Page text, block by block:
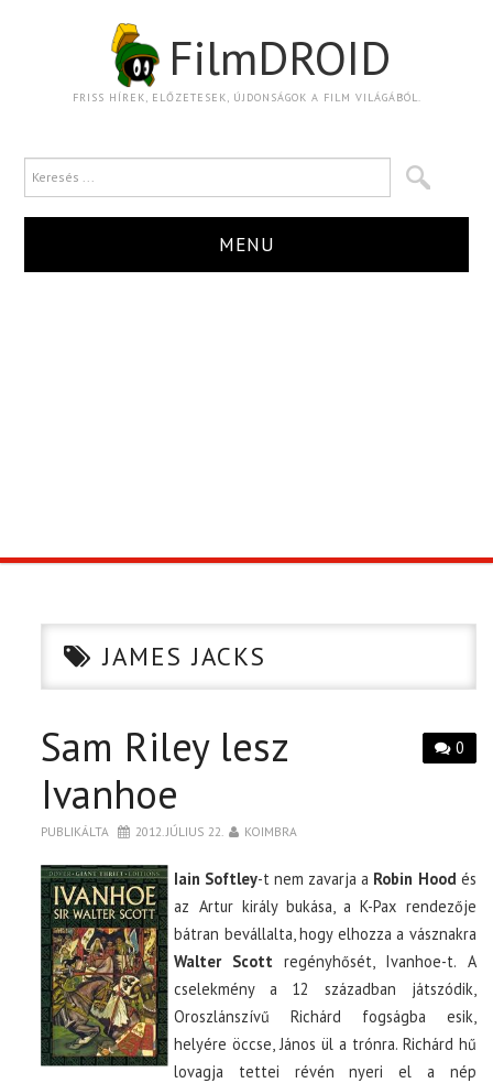
FilmDROID
FRISS HÍREK, ELŐZETESEK, ÚJDONSÁGOK A FILM VILÁGÁBÓL.
MENU
CIKK
PÓLÓ RENDELÉS
JAMES JACKS
0
Sam Riley lesz
Ivanhoe
PUBLIKÁLTA 2012. JÚLIUS 22. KOIMBRA
Iain Softley-t nem zavarja a Robin Hood és
az Artur király bukása, a K-Pax rendezője
bátran bevállalta, hogy elhozza a vásznakra
Walter Scott regényhősét, Ivanhoe-t. A
cselekmény a 12 században játszódik,
Oroszlánszívű Richárd fogságba esik,
helyére öccse, János ül a trónra. Richárd hű
lovagja tettei révén nyeri el a nép